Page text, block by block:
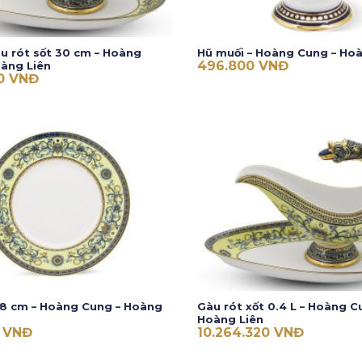
rót sốt 30 cm – Hoàng
Liên
VNĐ
Hũ muối – Hoàng Cung –
496.800 VNĐ
cm – Hoàng Cung – Hoàng
VNĐ
Gàu rót xốt 0.4 L – Hoàng
Hoàng Liên
10.264.320 VNĐ